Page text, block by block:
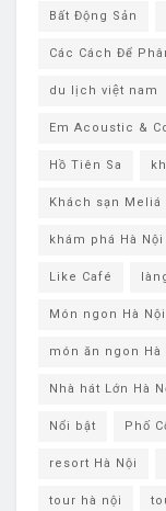
Bất Động Sản
Các Cách Để
du lịch việt nam
Em Acoustic &
Hồ Tiên Sa
Khách sạn Meliá
khám phá ​Hà Nội
Like Café
Món ngon Hà Nội
món ăn ngon Hà
Nhà hát Lớn Hà
Nổi bật Phố
resort Hà Nội
tour hà nội